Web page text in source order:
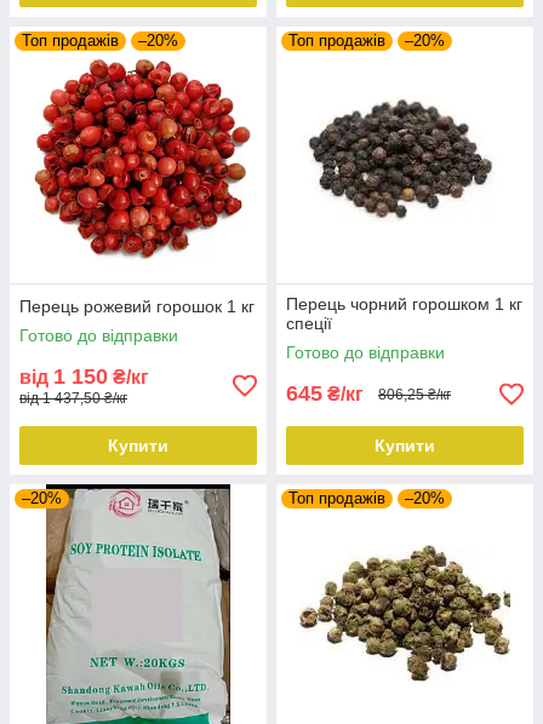
Топ продажів –20%
Перець рожевий горошок 1 кг
Готово до відправки
від 1 150 ₴/кг
від 1 437,50 ₴/кг
Купити
Топ продажів –20%
Перець чорний горошком 1 кг
спеції
Готово до відправки
645 ₴/кг 806,25 ₴/кг
Купити
–20% Топ продажів –20%